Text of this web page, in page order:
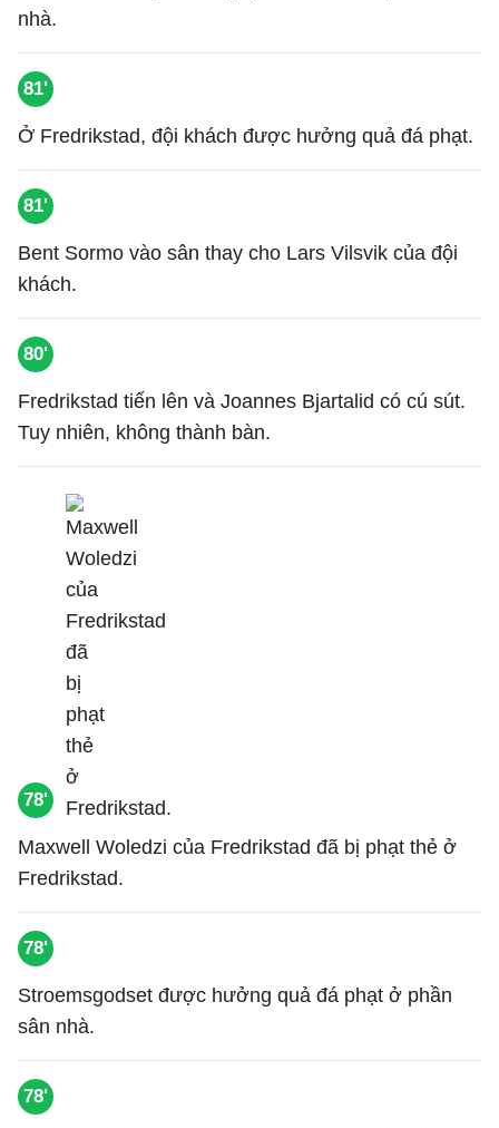
nhà.
81'
Ở Fredrikstad, đội khách được hưởng quả đá phạt.
81'
Bent Sormo vào sân thay cho Lars Vilsvik của đội
khách.
80'
Fredrikstad tiến lên và Joannes Bjartalid có cú sút.
Tuy nhiên, không thành bàn.
78'
Maxwell Woledzi của Fredrikstad đã bị phạt thẻ ở
Fredrikstad.
78'
Stroemsgodset được hưởng quả đá phạt ở phần
sân nhà.
78'